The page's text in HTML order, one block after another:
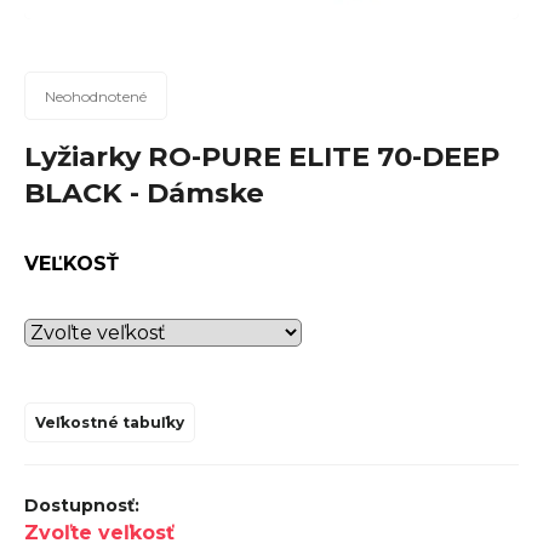
Priemerné
produktu
je
0,0
5
Neohodnotené
Lyžiarky RO-PURE ELITE 70-DEEP
BLACK - Dámske
VEĽKOSŤ
Veľkostné tabuľky
Zvoľte veľkosť
ť
?
O
p
o